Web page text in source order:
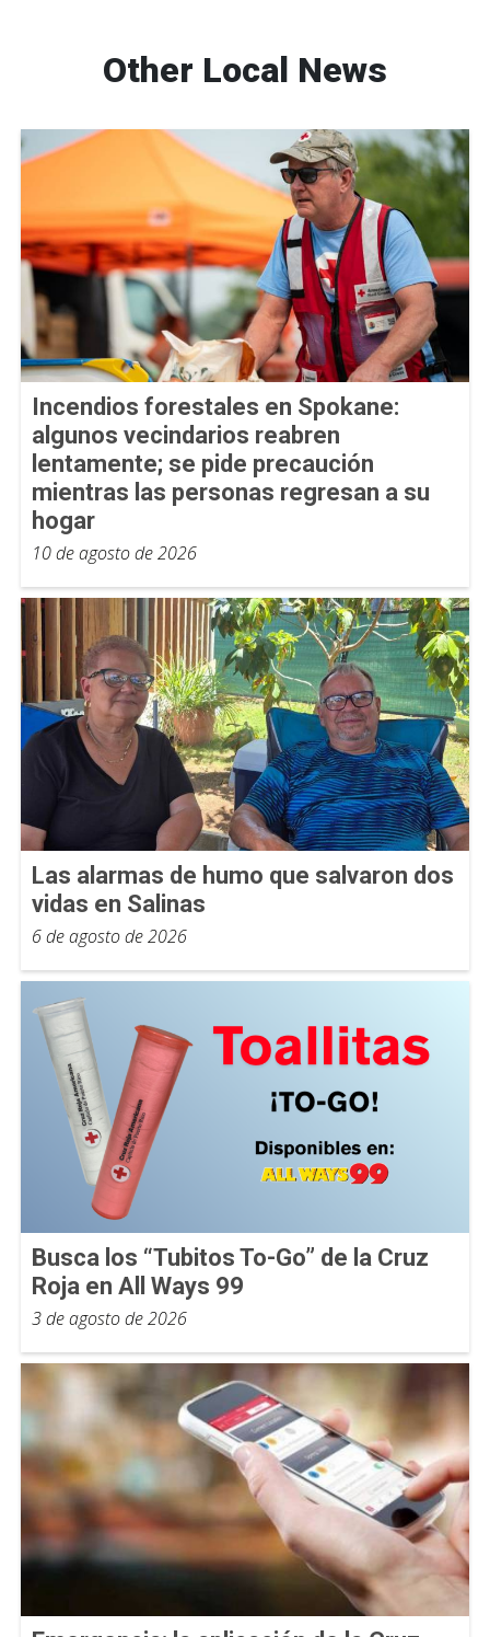
Other Local News
Incendios forestales en Spokane:
algunos vecindarios reabren
lentamente; se pide precaución
mientras las personas regresan a su
hogar
10 de agosto de 2026
Las alarmas de humo que salvaron dos
vidas en Salinas
6 de agosto de 2026
Busca los “Tubitos To-Go” de la Cruz
Roja en All Ways 99
3 de agosto de 2026